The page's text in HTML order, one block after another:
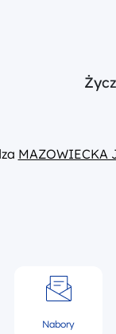
MAZOWIECKA
Nabory